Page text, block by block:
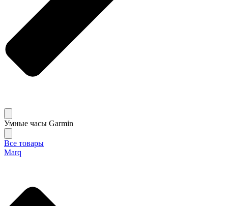
Умные часы Garmin
Все товары
Marq